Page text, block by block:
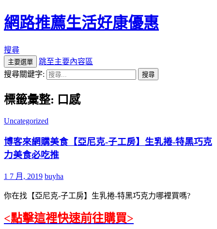
網路推薦生活好康優惠
搜尋
主要選單
跳至主要內容區
搜尋關鍵字:
標籤彙整: 口感
Uncategorized
博客來網購美食【亞尼克-子工房】生乳捲-特黑巧克
力美食必吃推
1 7 月, 2019 buyha
你在找【亞尼克-子工房】生乳捲-特黑巧克力哪裡買嗎?
<點擊這裡快速前往購買>